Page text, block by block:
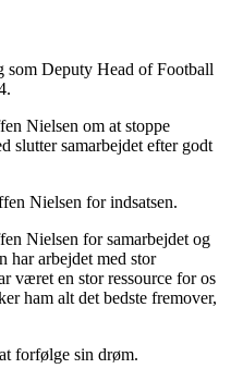
som Deputy Head of Football
Nielsen om at stoppe
slutter samarbejdet efter godt
Nielsen for indsatsen.
Nielsen for samarbejdet og
har arbejdet med stor
været en stor ressource for os
ham alt det bedste fremover,
forfølge sin drøm.